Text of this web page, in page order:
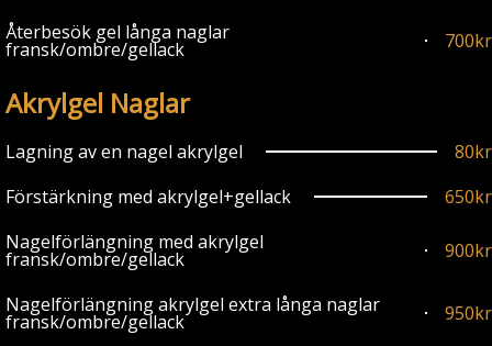
Återbesök gel långa naglar
fransk/ombre/gellack 700kr
Akrylgel Naglar
Lagning av en nagel akrylgel
80kr
Förstärkning med akrylgel+gellack
650kr
Nagelförlängning med akrylgel
fransk/ombre/gellack 900kr
Nagelförlängning akrylgel extra långa naglar
fransk/ombre/gellack 950kr